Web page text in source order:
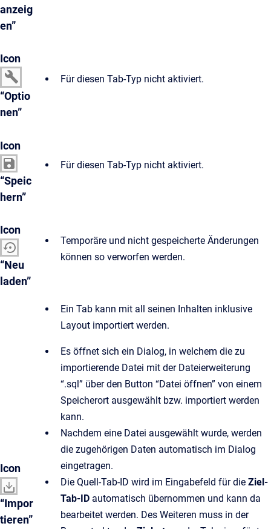
anzeig
en”
Icon
“Optio
nen”
Für diesen Tab-Typ nicht aktiviert.
Icon
“Speic
hern”
Für diesen Tab-Typ nicht aktiviert.
Icon
“Neu
laden”
Temporäre und nicht gespeicherte Änderungen
können so verworfen werden.
Icon
“Impor
tieren”
Ein Tab kann mit all seinen Inhalten inklusive
Layout importiert werden.
Es öffnet sich ein Dialog, in welchem die zu
importierende Datei mit der Dateierweiterung
“.sql” über den Button “Datei öffnen” von einem
Speicherort ausgewählt bzw. importiert werden
kann.
Nachdem eine Datei ausgewählt wurde, werden
die zugehörigen Daten automatisch im Dialog
eingetragen.
Die Quell-Tab-ID wird im Eingabefeld für die Ziel-
Tab-ID automatisch übernommen und kann da
bearbeitet werden. Des Weiteren muss in der